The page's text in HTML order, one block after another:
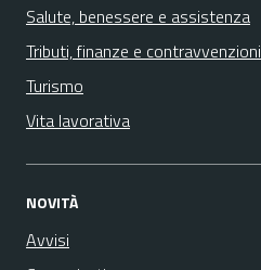
Salute, benessere e assistenza
Tributi, finanze e contravvenzioni
Turismo
Vita lavorativa
NOVITÀ
Avvisi